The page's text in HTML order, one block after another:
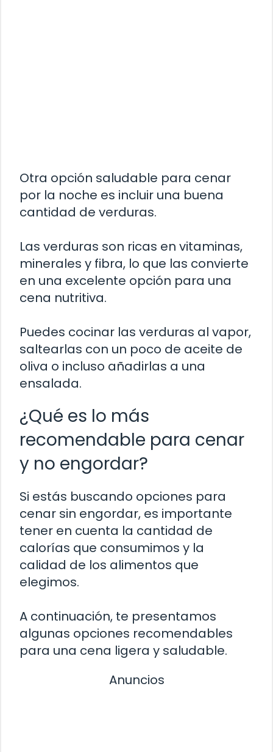
Otra opción saludable para cenar
por la noche es incluir una buena
cantidad de verduras.
Las verduras son ricas en vitaminas,
minerales y fibra, lo que las convierte
en una excelente opción para una
cena nutritiva.
Puedes cocinar las verduras al vapor,
saltearlas con un poco de aceite de
oliva o incluso añadirlas a una
ensalada.
¿Qué es lo más
recomendable para cenar
y no engordar?
Si estás buscando opciones para
cenar sin engordar, es importante
tener en cuenta la cantidad de
calorías que consumimos y la
calidad de los alimentos que
elegimos.
A continuación, te presentamos
algunas opciones recomendables
para una cena ligera y saludable.
Anuncios